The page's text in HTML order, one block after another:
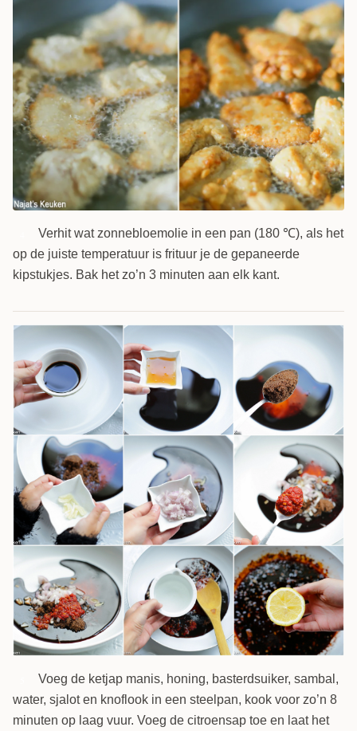
Verhit wat zonnebloemolie in een pan (180 ℃), als het
op de juiste temperatuur is frituur je de gepaneerde
kipstukjes. Bak het zo’n 3 minuten aan elk kant.
Voeg de ketjap manis, honing, basterdsuiker, sambal,
water, sjalot en knoflook in een steelpan, kook voor zo’n 8
minuten op laag vuur. Voeg de citroensap toe en laat het